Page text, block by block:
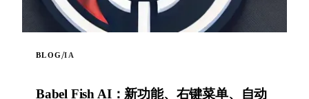
BLOG/IA
Babel Fish AI：新功能、右键菜单、自动